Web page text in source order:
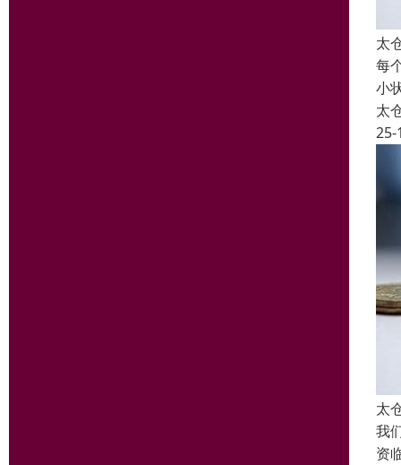
太
每
小
太
25-
太
我
资